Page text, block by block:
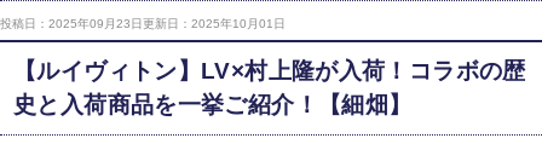
投稿日：2025年09月23日 更新日：2025年10月01日
【ルイヴィトン】LV×村上隆が入荷！コラボの歴
史と入荷商品を一挙ご紹介！【細畑】